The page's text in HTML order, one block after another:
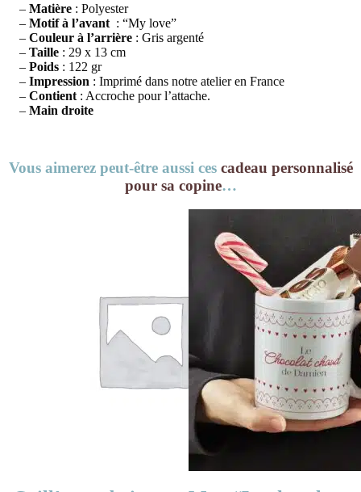
– Matière : Polyester
– Motif à l’avant : “My love”
– Couleur à l’arrière : Gris argenté
– Taille : 29 x 13 cm
– Poids : 122 gr
– Impression : Imprimé dans notre atelier en France
– Contient : Accroche pour l’attache.
– Main droite
Vous aimerez peut-être aussi ces cadeau personnalisé
pour sa copine…